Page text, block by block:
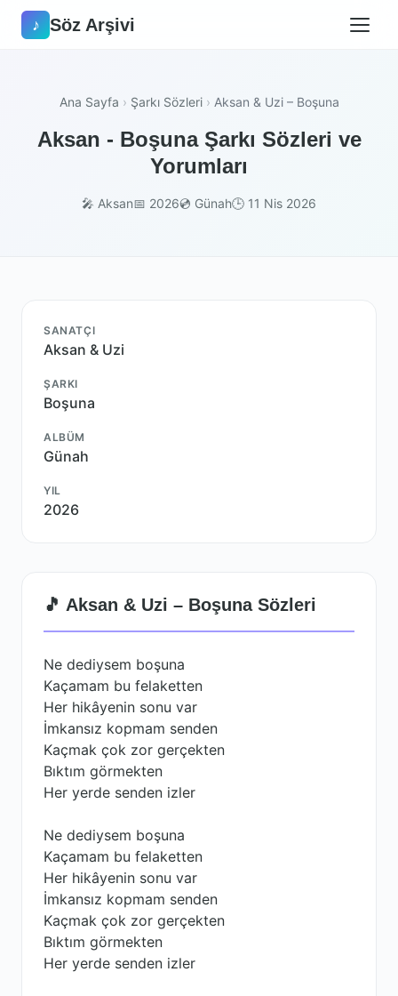
♪ Söz Arşivi
Ana Sayfa › Şarkı Sözleri › Aksan & Uzi – Boşuna
Aksan - Boşuna Şarkı Sözleri ve
Yorumları
🎤 Aksan📅 2026💿 Günah🕒 11 Nis 2026
SANATÇI
Aksan & Uzi
ŞARKI
Boşuna
ALBÜM
Günah
YIL
2026
🎵 Aksan & Uzi – Boşuna Sözleri
Ne dediysem boşuna
Kaçamam bu felaketten
Her hikâyenin sonu var
İmkansız kopmam senden
Kaçmak çok zor gerçekten
Bıktım görmekten
Her yerde senden izler
Ne dediysem boşuna
Kaçamam bu felaketten
Her hikâyenin sonu var
İmkansız kopmam senden
Kaçmak çok zor gerçekten
Bıktım görmekten
Her yerde senden izler